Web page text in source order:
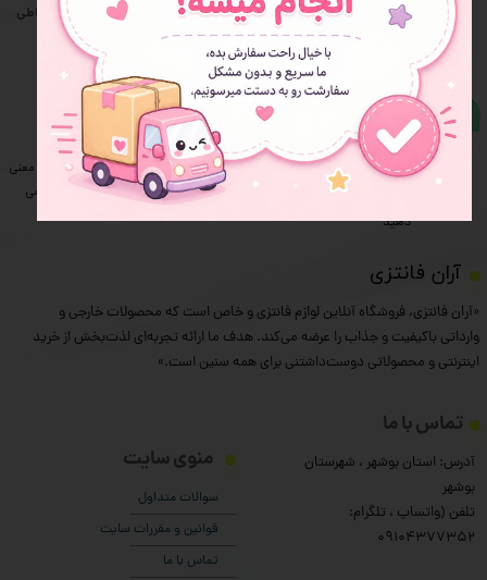
پست پیشتاز می باشد.
​آران فانتزی
«آران فانتزی، فروشگاه آنلاین لوازم فانتزی و خاص است که محصولات خارجی و
وارداتی باکیفیت و جذاب را عرضه می‌کند. هدف ما ارائه تجربه‌ای لذت‌بخش از خرید
اینترنتی و محصولاتی دوست‌داشتنی برای همه سنین است.»
منوی سایت
سوالات متداول
قوانین و مقررات سایت
تماس با ما
تماس با ما
آدرس: استان بوشهر ، شهرستان
بوشهر
تلفن (واتساپ ، تلگرام:
۰9104377352
اسنپ پی: برای خرید اقساطی
​​​​​​​زرین پال
پشتیبانی و مشاوره
در صورت داشتن هرگونه ابهام
و سوال به شماره ی زیر
09104377352
​​​​​​​ در واتساپ یا تلگرام پیام
دهید
​قوانین و مقررات
سایت
استفاده و خرید از سایت به معنی
پذیرش قوانین و مقررات ما می